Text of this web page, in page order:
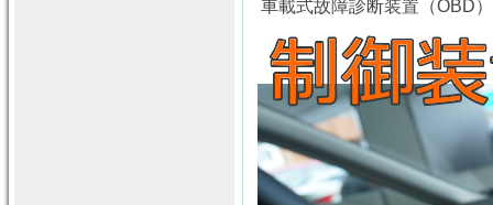
車載式故障診断装置（OBD